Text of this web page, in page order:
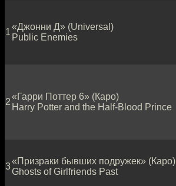
1
«Джонни Д» (Universal)
Public Enemies
2
«Гарри Поттер 6» (Каро)
Harry Potter and the Half-Blood Prince
3
«Призраки бывших подружек» (Каро)
Ghosts of Girlfriends Past